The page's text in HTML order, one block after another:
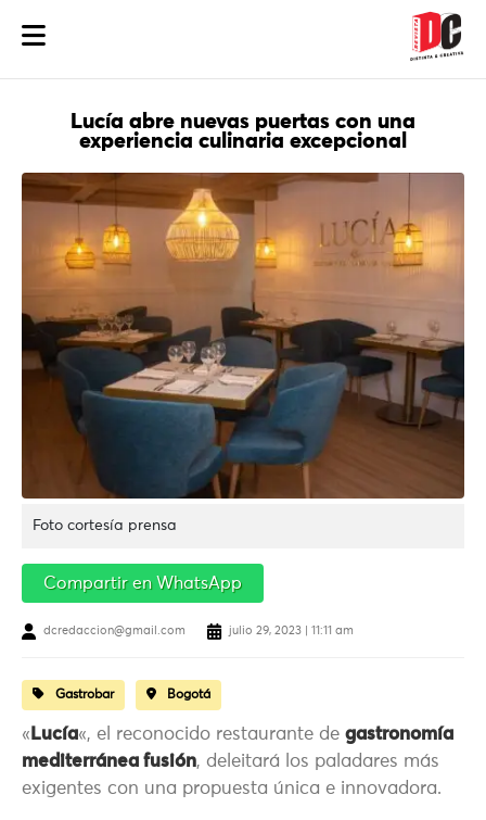
Lucía abre nuevas puertas con una
experiencia culinaria excepcional
Foto cortesía prensa
Compartir en WhatsApp
dcredaccion@gmail.com julio 29, 2023 | 11:11 am
Gastrobar Bogotá
« Lucía«, el reconocido restaurante de gastronomía
mediterránea fusión, deleitará los paladares más
exigentes con una propuesta única e innovadora.